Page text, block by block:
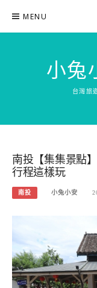
content
MENU
小兔
台灣旅
南投【集集景點
行程這樣玩
南投 小兔小安